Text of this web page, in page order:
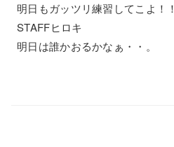
明日もガッツリ練習してこよ！！
STAFFヒロキ
明日は誰かおるかなぁ・・。